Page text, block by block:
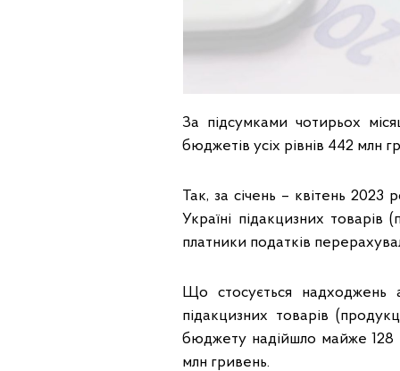
За підсумками чотирьох
бюджетів усіх рівнів 442 млн
Так, за січень – квітень
Україні підакцизних товарів
платники податків
Що стосується надходжень
підакцизних товарів
бюджету надійшло майже 128
млн гривень.